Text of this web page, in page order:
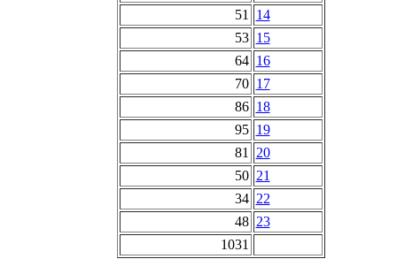
51
14
53 15
64 16
70 17
86 18
95 19
81
20
50 21
34 22
48 23
1031